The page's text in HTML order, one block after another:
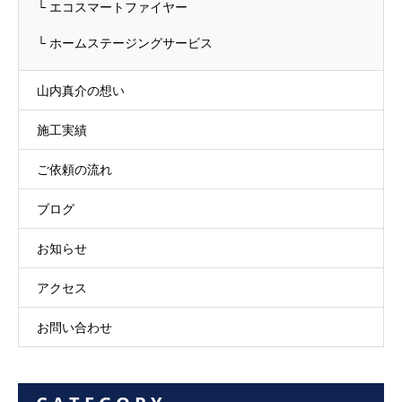
└ エコスマートファイヤー
└ ホームステージングサービス
山内真介の想い
施工実績
ご依頼の流れ
ブログ
お知らせ
アクセス
お問い合わせ